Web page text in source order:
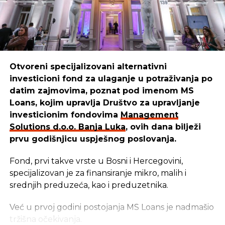
unaprijedimo i pustimo u izdavaštvo udžbenike za
djecu, prilagođene raznim uzrastima. Danas naši
udžbenici pomažu mnogim mališanima da lakše
uče i odrastaju.”
REKLAMA
Cilj u Management Solutions -u ostaje isti: da
budemo pouzdan partner onima koji stvaraju,
razvijaju i unaprjeđuju našu zajednicu. Zato
nastavljaju istim putem — jer kada ulažu u ljude i
njihove ideje, ulažu u budućnost svih nas –
zaključuju uManagement Solutions-u.
Otvoreni specijalizovani alternativni
investicioni fond za ulaganje u potraživanja po
datim zajmovima, poznat pod imenom MS
Loans, kojim upravlja Društvo za upravljanje
investicionim fondovima Management
Solutions d.o.o. Banja Luka, ovih dana bilježi
prvu godišnjicu uspješnog poslovanja.
Fond, prvi takve vrste u Bosni i Hercegovini,
specijalizovan je za finansiranje mikro, malih i
srednjih preduzeća, kao i preduzetnika.
Već u prvoj godini postojanja MS Loans je nadmašio
tržišna očekivanja.